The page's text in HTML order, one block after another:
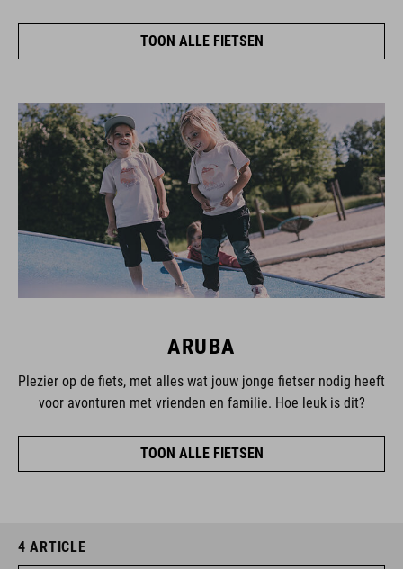
TOON ALLE FIETSEN
ARUBA
Plezier op de fiets, met alles wat jouw jonge fietser nodig heeft
voor avonturen met vrienden en familie. Hoe leuk is dit?
TOON ALLE FIETSEN
4 ARTICLE